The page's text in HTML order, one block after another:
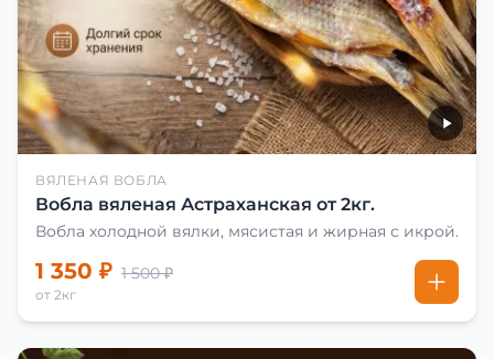
ВЯЛЕНАЯ ВОБЛА
Вобла вяленая Астраханская от 2кг.
Вобла холодной вялки, мясистая и жирная с икрой.
1 350 ₽ 1 500 ₽
от 2кг